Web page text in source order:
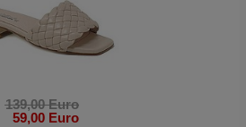
139,00 Euro
59,00 Euro